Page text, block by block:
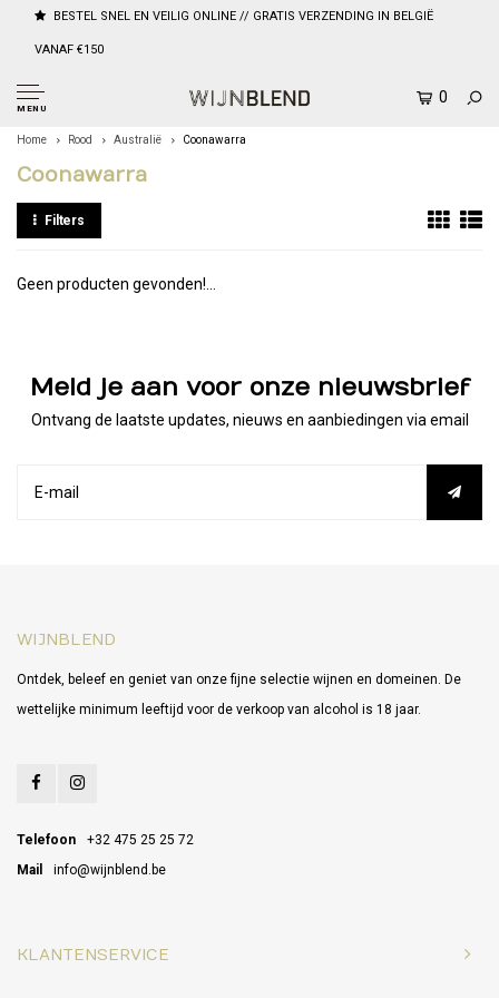
BESTEL SNEL EN VEILIG ONLINE // GRATIS VERZENDING IN BELGIË
VANAF €150
MENU
0
Home Rood Australië Coonawarra
Coonawarra
Filters
Geen producten gevonden!...
Meld je aan voor onze nieuwsbrief
Ontvang de laatste updates, nieuws en aanbiedingen via email
WIJNBLEND
Ontdek, beleef en geniet van onze fijne selectie wijnen en domeinen. De
wettelijke minimum leeftijd voor de verkoop van alcohol is 18 jaar.
Telefoon
+32 475 25 25 72
Mail
info@wijnblend.be
KLANTENSERVICE